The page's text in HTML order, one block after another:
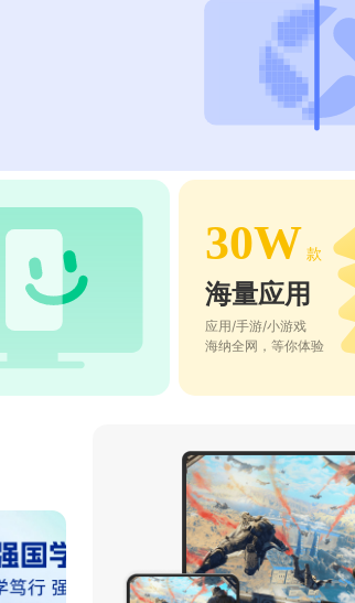
30W 款
海量应用
应用/手游/小游戏
海纳全网，等你体验